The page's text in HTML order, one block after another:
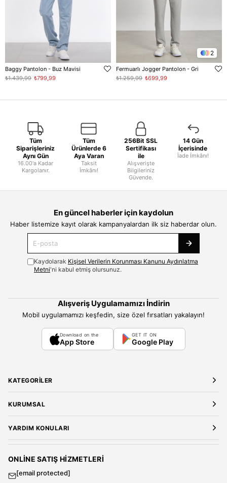
Baggy Pantolon - Buz Mavisi
₺799,99
₺1.439,99
2
Fermuarlı Jogger Pantolon - Gri
₺699,99
₺1.259,99
Tüm
Siparişleriniz
Aynı Gün
16.00'a Kadar
Kargolanır.
Tüm
Ürünlerde 6
Aya Varan
Taksit
İmkânı!
256Bit SSL
Sertifikası
ile
Alışverişte
Bilgileriniz
Güvende.
14 Gün
İçerisinde
İade İmkânı!
En güncel haberler için kaydolun
Haber listemize kayıt olarak kampanyalardan ilk siz haberdar olun.
Kaydolarak Kişisel Verilerin Korunması Kanunu Aydınlatma
Metni'ni kabul etmiş olursunuz.
Alışveriş Uygulamamızı İndirin
Mobil uygulamamızı keşfedin, size özel fırsatları yakalayın!
Download on the
App Store
GET IT ON
Google Play
KATEGORILER
Bluz
Gömlek
T-Shirt
Tulum
KURUMSAL
Mağazalarımız
Gizlilik ve Güvenlik
YARDIM KONULARI
Üyelik Sözleşmesi
Kargo ve Teslimat
Satış Sözleşmesi
Banka Hesap Bilgileri
ONLINE SATIŞ HIZMETLERI
[email protected]